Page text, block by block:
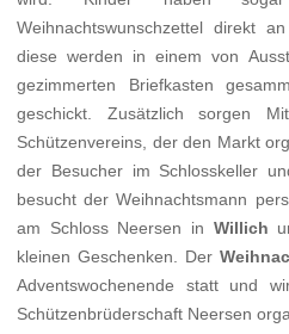
Weihnachtswunschzettel direkt
diese werden in einem von
gezimmerten Briefkasten
geschickt. Zusätzlich sorgen
Schützenvereins, der den Markt
der Besucher im Schlosskeller
besucht der Weihnachtsmann
am Schloss Neersen in Willich
kleinen Geschenken. Der
Adventswochenende statt und
Schützenbrüderschaft Neersen